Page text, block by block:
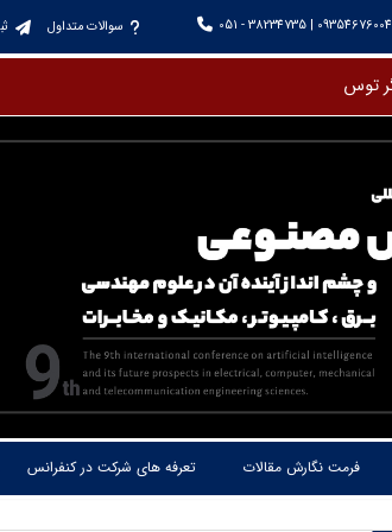
051 - 38234735 | 09354676004 سوالات متداول
فرمت نگارش مقالات تعرفه های شرکت در کنفرانس